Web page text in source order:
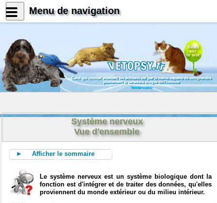
News
sur
le site
Celui qui connait vraiment les animaux est par là même capable de comprendre
pleinement le caractère unique de l'homme
Konrad Lorenz
Système nerveux
Vue d'ensemble
► Afficher le sommaire
Le système nerveux est un système biologique dont la
fonction est d'intégrer et de traiter des données, qu'elles
proviennent du monde extérieur ou du milieu intérieur.
Menu de navigation